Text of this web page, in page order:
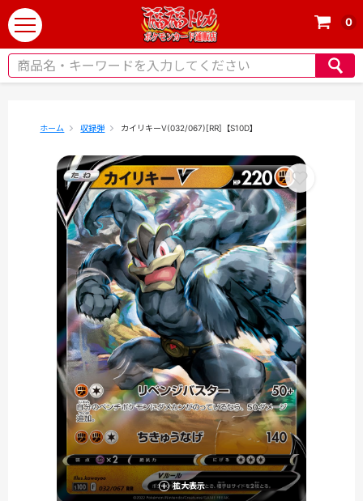
t
o
g
0
ホーム 収録弾 カイリキーV(032/067)[RR]【S10D】
拡大表示